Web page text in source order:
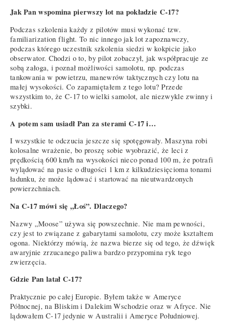
Jak Pan wspomina pierwszy lot na pokładzie C-17?
Podczas szkolenia każdy z pilotów musi wykonać tzw.
familiarization flight. To nic innego jak lot zapoznawczy,
podczas którego uczestnik szkolenia siedzi w kokpicie jako
obserwator. Chodzi o to, by pilot zobaczył, jak współpracuje ze
sobą załoga, i poznał możliwości samolotu, np. podczas
tankowania w powietrzu, manewrów taktycznych czy lotu na
małej wysokości. Co zapamiętałem z tego lotu? Przede
wszystkim to, że C-17 to wielki samolot, ale niezwykle zwinny i
szybki.
A potem sam usiadł Pan za sterami C-17 i…
I wszystkie te odczucia jeszcze się spotęgowały. Maszyna robi
kolosalne wrażenie, bo proszę sobie wyobrazić, że leci z
prędkością 600 km/h na wysokości nieco ponad 100 m, że potrafi
wylądować na pasie o długości 1 km z kilkudziesięcioma tonami
ładunku, że może lądować i startować na nieutwardzonych
powierzchniach.
Na C-17 mówi się „Łoś”. Dlaczego?
Nazwy „Moose” używa się powszechnie. Nie mam pewności,
czy jest to związane z gabarytami samolotu, czy może kształtem
ogona. Niektórzy mówią, że nazwa bierze się od tego, że dźwięk
awaryjnie zrzucanego paliwa bardzo przypomina ryk tego
zwierzęcia.
Gdzie Pan latał C-17?
Praktycznie po całej Europie. Byłem także w Ameryce
Północnej, na Bliskim i Dalekim Wschodzie oraz w Afryce. Nie
lądowałem C-17 jedynie w Australii i Ameryce Południowej.